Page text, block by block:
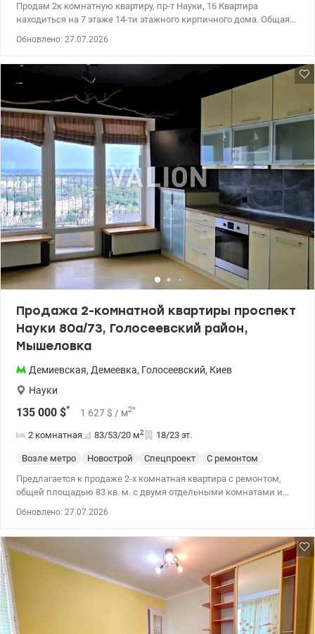
Продам 2к комнатную квартиру, пр-т Науки, 16 Квартира
находиться на 7 этаже 14-ти этажного кирпичного дома. Общая
металлопластиковые окна, большая застекленная лоджия При
продаже остаётся мебель и техника. Установлен бойлер,
счетчики на воду. Развитая инфраструктура: садики, школы,
детские площадки, удобная транспортная развязка, к метро
Демеевская 15 минут пешком. Цена: 80000 у.е. Без комисии
Телефон: 0507684400 Оксана valion.ua/1153683
Обновлено: 27.07.2026
Продажа 2-комнатной квартиры проспект
Науки 80а/73, Голосеевский район,
Мышеловка
Демиевская, Демеевка, Голосеевский, Киев
Науки
135 000 $* 1 627 $ / м2*
2 комнатная 83/53/20 м2 18/23 эт.
Возле метро Новострой Спецпроект
С ремонтом
Предлагается к продаже 2-х комнатная квартира с ремонтом,
общей площадью 83 кв. м. с двумя отдельными комнатами и
балкон и прекрасным видом на город; * две большие отдельные
комнаты: светлая детская и спальня с отдельной зоной для
кабинета или домашнего офиса; * два полноценных санузла:
один с душевой кабиной, второй с ванной, что обеспечивает
максимальный комфорт для всей семьи. * качественный
ремонт выполнен для собственного проживания; * современная
сантехника и бытовая техника; * эксклюзивная ванная комната
Обновлено: 27.07.2026